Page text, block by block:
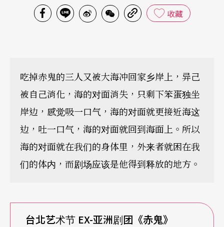
收藏
吃掉赤鬼的三人又被大海冲回家乡岸上，异己
被自己消化，海的对面消失，只剩下笨蛋独坐
岸边，感觉吸一口气，海的对面就更接近海这
边，吐一口气，海的对面就回到海面上。所以
海的对面就在我们的身体里，外来者就困在我
们的体内，而剧场应该是他得到释放的地方。
台北艺术节 EX-亚洲剧团《赤鬼》